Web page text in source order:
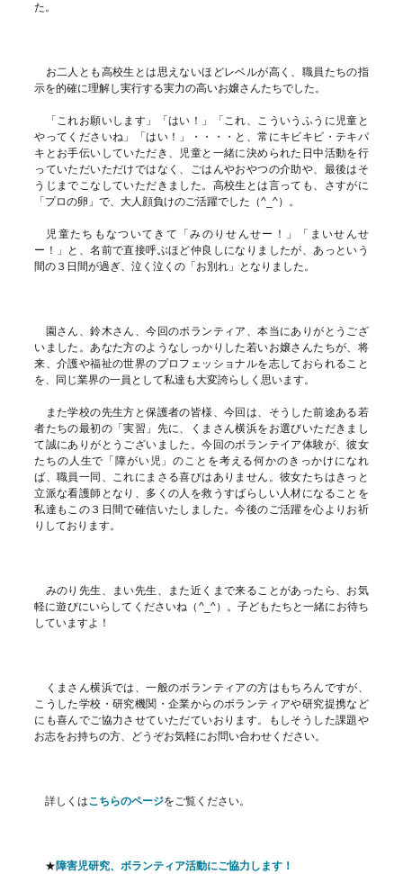
た。
お二人とも高校生とは思えないほどレベルが高く、職員たちの指
示を的確に理解し実行する実力の高いお嬢さんたちでした。
「これお願いします」「はい！」「これ、こういうふうに児童と
やってくださいね」「はい！」・・・・と、常にキビキビ・テキパ
キとお手伝いしていただき、児童と一緒に決められた日中活動を行
っていただいただけではなく、ごはんやおやつの介助や、最後はそ
うじまでこなしていただきました。高校生とは言っても、さすがに
「プロの卵」で、大人顔負けのご活躍でした（^_^）。
児童たちもなついてきて「みのりせんせー！」「まいせんせ
ー！」と、名前で直接呼ぶほど仲良しになりましたが、あっという
間の３日間が過ぎ、泣く泣くの「お別れ」となりました。
園さん、鈴木さん、今回のボランティア、本当にありがとうござ
いました。あなた方のようなしっかりした若いお嬢さんたちが、将
来、介護や福祉の世界のプロフェッショナルを志しておられること
を、同じ業界の一員として私達も大変誇らしく思います。
また学校の先生方と保護者の皆様、今回は、そうした前途ある若
者たちの最初の「実習」先に、くまさん横浜をお選びいただきまし
て誠にありがとうございました。今回のボランテイア体験が、彼女
たちの人生で「障がい児」のことを考える何かのきっかけになれ
ば、職員一同、これにまさる喜びはありません。彼女たちはきっと
立派な看護師となり、多くの人を救うすばらしい人材になることを
私達もこの３日間で確信いたしました。今後のご活躍を心よりお祈
りしております。
みのり先生、まい先生、また近くまで来ることがあったら、お気
軽に遊びにいらしてくださいね（^_^）。子どもたちと一緒にお待ち
していますよ！
くまさん横浜では、一般のボランティアの方はもちろんですが、
こうした学校・研究機関・企業からのボランティアや研究提携など
にも喜んでご協力させていただていおります。もしそうした課題や
お志をお持ちの方、どうぞお気軽にお問い合わせください。
詳しくはこちらのページをご覧ください。
★障害児研究、ボランティア活動にご協力します！